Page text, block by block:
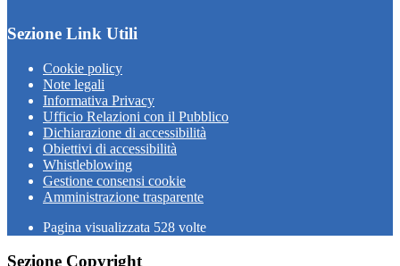
Sezione Link Utili
Cookie policy
Note legali
Informativa Privacy
Ufficio Relazioni con il Pubblico
Dichiarazione di accessibilità
Obiettivi di accessibilità
Whistleblowing
Gestione consensi cookie
Amministrazione trasparente
Pagina visualizzata 528 volte
Sezione Copyright